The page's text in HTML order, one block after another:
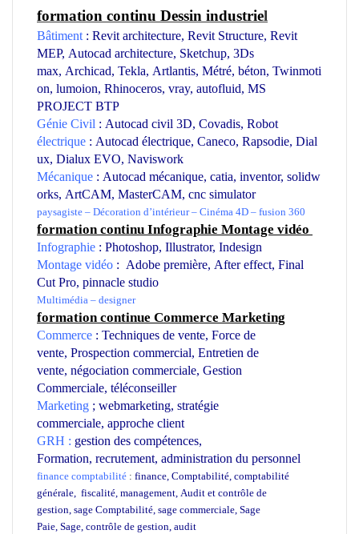
formation continu Dessin industriel
Bâtiment : Revit architecture, Revit Structure, Revit
MEP, Autocad architecture, Sketchup, 3Ds
max, Archicad, Tekla, Artlantis, Métré, béton, Twinmoti
on, lumoion, Rhinoceros, vray, autofluid, MS
PROJECT BTP
Génie Civil : Autocad civil 3D, Covadis, Robot
électrique : Autocad électrique, Caneco, Rapsodie, Dial
ux, Dialux EVO, Naviswork
Mécanique : Autocad mécanique, catia, inventor, solidw
orks, ArtCAM, MasterCAM, cnc simulator
paysagiste – Décoration d’intérieur– Cinéma 4D – fusion 360
formation continu Infographie Montage vidéo
Infographie : Photoshop, Illustrator, Indesign
Montage vidéo : Adobe première, After effect, Final
Cut Pro, pinnacle studio
Multimédia – designer
formation continue Commerce Marketing
Commerce : Techniques de vente, Force de
vente, Prospection commercial, Entretien de
vente, négociation commerciale, Gestion
Commerciale, téléconseiller
Marketing ; webmarketing, stratégie
commerciale, approche client
GRH : gestion des compétences,
Formation, recrutement, administration du personnel
finance comptabilité : finance Comptabilité comptabilité
générale fiscalité management Audit et contrôle de
gestion sage Comptabilité, sage commerciale Sage
Paie Sage contrôle de gestion audit